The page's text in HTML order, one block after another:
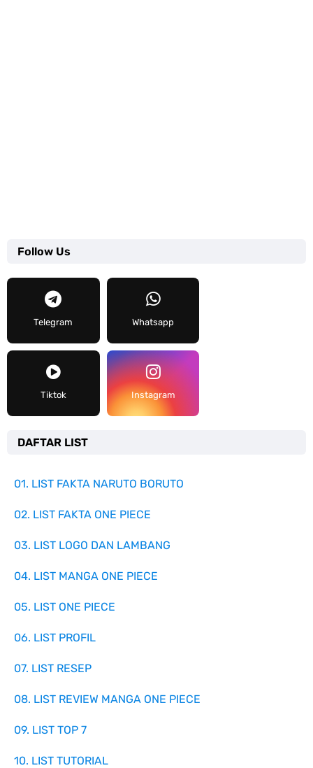
Follow Us
Telegram Whatsapp
Tiktok Instagram
DAFTAR LIST
01. LIST FAKTA NARUTO BORUTO
02. LIST FAKTA ONE PIECE
03. LIST LOGO DAN LAMBANG
04. LIST MANGA ONE PIECE
05. LIST ONE PIECE
06. LIST PROFIL
07. LIST RESEP
08. LIST REVIEW MANGA ONE PIECE
09. LIST TOP 7
10. LIST TUTORIAL